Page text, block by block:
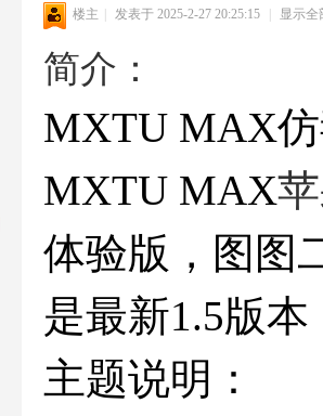
楼主 | 发表于 2025-2-27 20:25:15 | 显示全
简介：
MXTU MAX
MXTU MAX
体验版，图图
是最新1.5版本
主题说明：